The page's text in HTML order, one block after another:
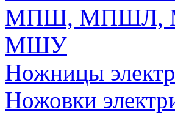
МПШ, МПШЛ,
МШУ
Ножницы
Ножовки